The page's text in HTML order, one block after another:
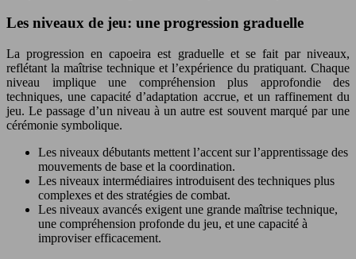
Les niveaux de jeu: une progression graduelle
La progression en capoeira est graduelle et se fait par niveaux,
reflétant la maîtrise technique et l’expérience du pratiquant. Chaque
niveau implique une compréhension plus approfondie des
techniques, une capacité d’adaptation accrue, et un raffinement du
jeu. Le passage d’un niveau à un autre est souvent marqué par une
cérémonie symbolique.
Les niveaux débutants mettent l’accent sur l’apprentissage des
mouvements de base et la coordination.
Les niveaux intermédiaires introduisent des techniques plus
complexes et des stratégies de combat.
Les niveaux avancés exigent une grande maîtrise technique,
une compréhension profonde du jeu, et une capacité à
improviser efficacement.